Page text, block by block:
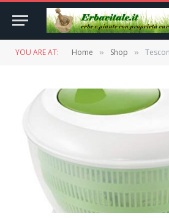
YOU ARE AT: Home » Shop » Tescoma